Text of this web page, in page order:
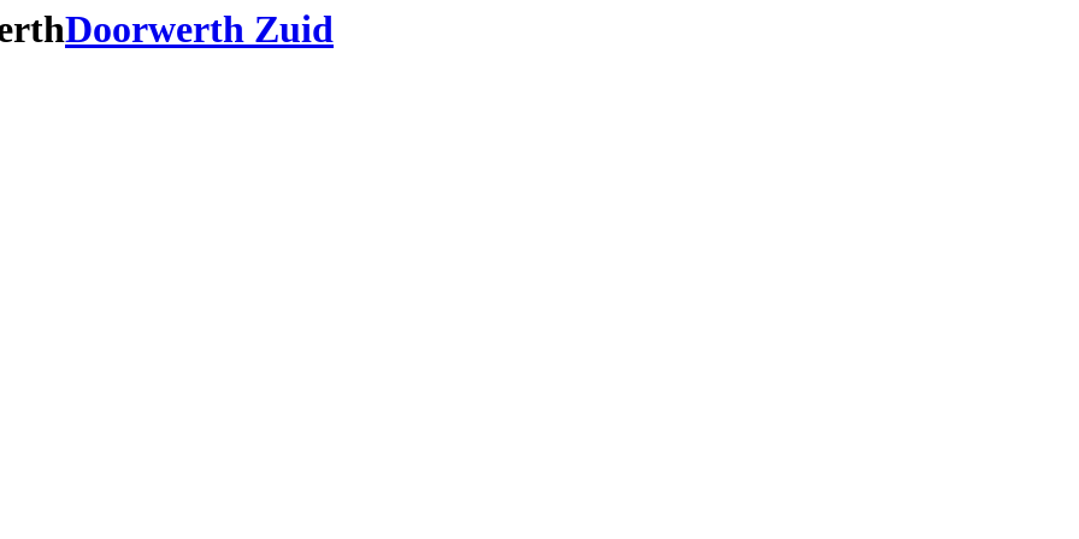
Doorwerth Zuid